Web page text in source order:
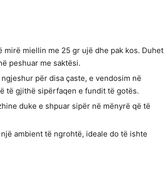
miellin me 25 gr ujë dhe pak kos. Duhet
peshuar me saktësi.
për disa çaste, e vendosim në
të gjithë sipërfaqen e fundit të gotës.
duke e shpuar sipër në mënyrë që të
ambient të ngrohtë, ideale do të ishte